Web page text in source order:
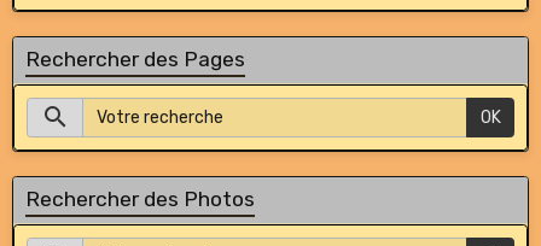
Rechercher des Pages
OK
Rechercher des Photos